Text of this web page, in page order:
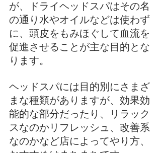
が、ドライヘッドスパはその名
の通り水やオイルなどは使わず
に、頭皮をもみほぐして血流を
促進させることが主な目的とな
ります。
ヘッドスパには目的別にさまざ
まな種類がありますが、効果効
能的な部分だったり、リラック
スなのかリフレッシュ、改善系
なのかなど店によってやり方、